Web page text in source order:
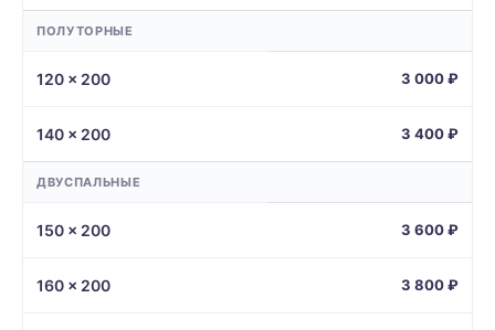
ПОЛУТОРНЫЕ
120 × 200 3 000 ₽
140 × 200 3 400 ₽
ДВУСПАЛЬНЫЕ
150 × 200 3 600 ₽
160 × 200 3 800 ₽